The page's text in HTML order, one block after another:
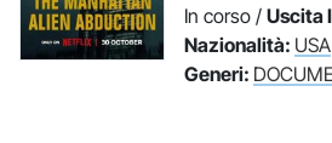
In corso / Uscita
Nazionalità: USA
Generi: